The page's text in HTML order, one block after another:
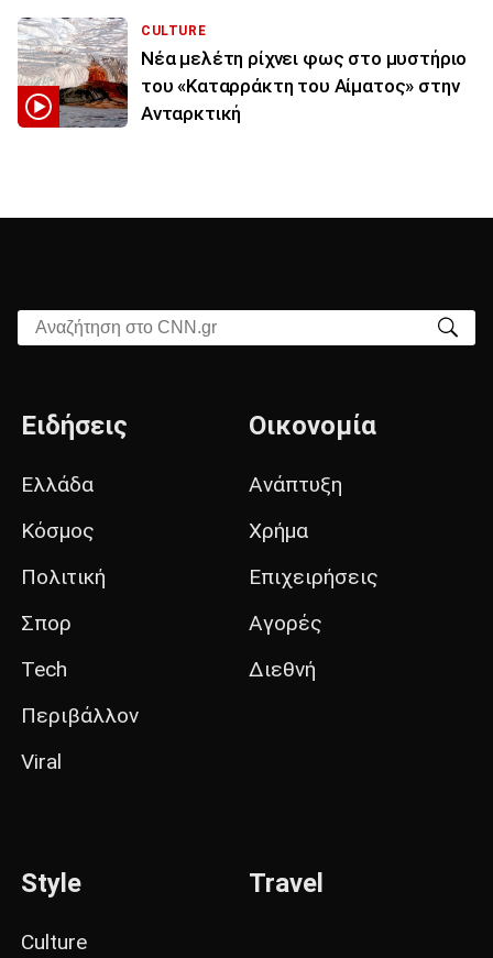
CULTURE
Νέα μελέτη ρίχνει φως στο μυστήριο
του «Καταρράκτη του Αίματος» στην
Ανταρκτική
Αναζήτηση στο CNN.gr
Ειδήσεις
Ελλάδα
Κόσμος
Πολιτική
Σπορ
Tech
Περιβάλλον
Viral
Οικονομία
Ανάπτυξη
Χρήμα
Επιχειρήσεις
Αγορές
Διεθνή
Style
Culture
Travel